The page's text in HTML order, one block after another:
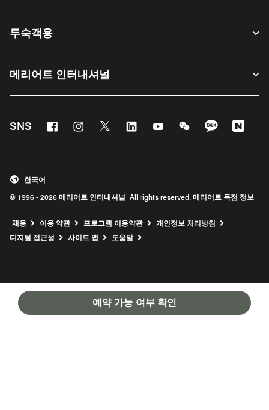
예약 가능 여부 확인
투숙객용
메리어트 인터내셔널
SNS FacebookInstagram
Twitter LinkedinYoutubeWeChatKaKao
© 1996 - 2026 메리어트 인터내셔널 All rights reserved. 메리어트 독점 정보
한국어
채용 이용 약관 프로그램 이용약관
개인정보 처리방침
디지털 접근성
사이트 맵 도움말